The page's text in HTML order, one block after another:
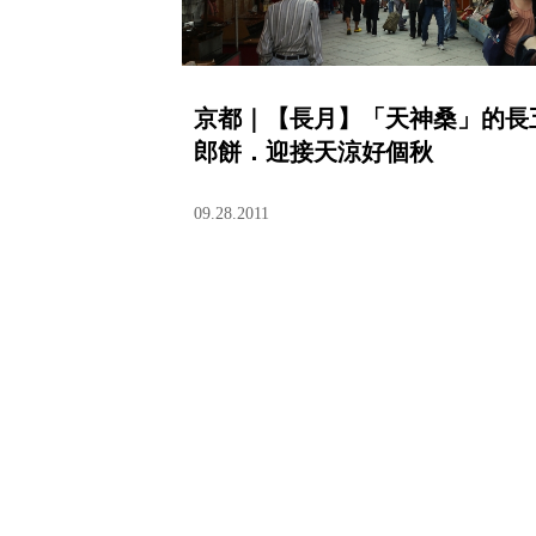
京都｜【長月】「天神桑」的長
郎餅．迎接天涼好個秋
09.28.2011